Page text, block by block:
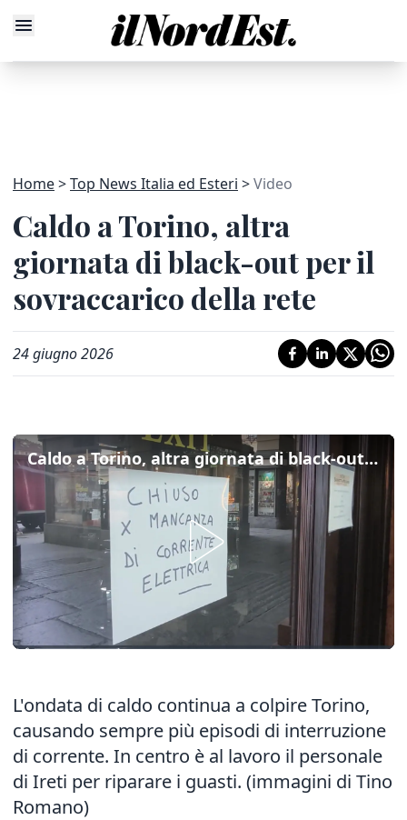
Home Top News Italia ed Esteri Video
Caldo a Torino, altra
giornata di black-out per il
sovraccarico della rete
24 giugno 2026
Caldo a Torino, altra giornata di black-out per il sovraccarico della rete
L'ondata di caldo continua a colpire Torino,
causando sempre più episodi di interruzione
di corrente. In centro è al lavoro il personale
di Ireti per riparare i guasti. (immagini di Tino
Romano)